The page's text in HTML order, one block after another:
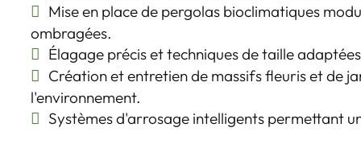
Mise en place de pergolas bioclimatiques
ombragées.
Élagage précis et techniques de taille
Création et entretien de massifs fleuris et de
l'environnement.
Systèmes d'arrosage intelligents permettant